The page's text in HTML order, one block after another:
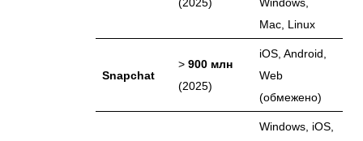
(2025)
Windows,
Mac, Linux
Snapchat
>900 млн
(2025)
iOS, Android,
Web
(обмежено)
Windows, iOS,